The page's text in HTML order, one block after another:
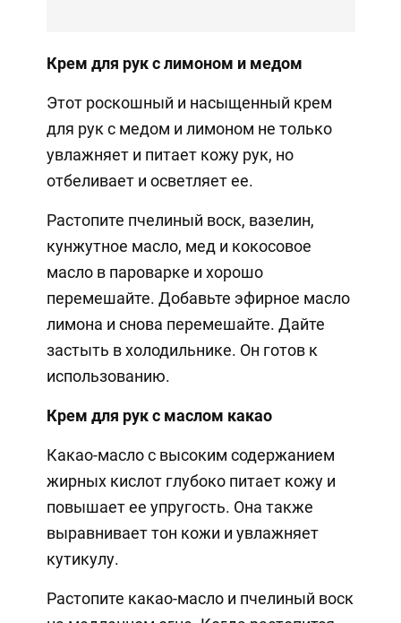
Крем для рук с лимоном и медом
Этот роскошный и насыщенный крем
для рук с медом и лимоном не только
увлажняет и питает кожу рук, но
отбеливает и осветляет ее.
Растопите пчелиный воск, вазелин,
кунжутное масло, мед и кокосовое
масло в пароварке и хорошо
перемешайте. Добавьте эфирное масло
лимона и снова перемешайте. Дайте
застыть в холодильнике. Он готов к
использованию.
Крем для рук с маслом какао
Какао-масло с высоким содержанием
жирных кислот глубоко питает кожу и
повышает ее упругость. Она также
выравнивает тон кожи и увлажняет
кутикулу.
Растопите какао-масло и пчелиный воск